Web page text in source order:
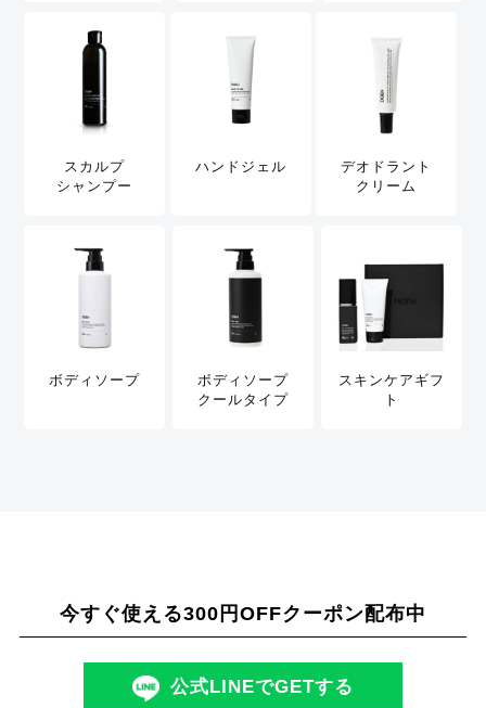
スカルプ
シャンプー
ハンドジェル
デオドラント
クリーム
ボディソープ
ボディソープ
クールタイプ
スキンケアギフ
ト
今すぐ使える300円OFFクーポン配布中
公式LINEでGETする